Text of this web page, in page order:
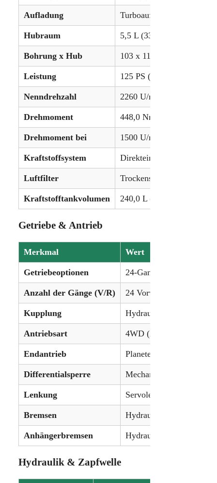
Aufladung Turboaufladung
Hubraum 5,5 L (335,6 in³)
Bohrung x Hub 103 x 110 mm (4,06 x
Leistung 125 PS (93,2 kW)
Nenndrehzahl 2260 U/min
Drehmoment 448,0 Nm (330,4 lb-ft)
Drehmoment bei 1500 U/min
Kraftstoffsystem Direkteinspritzung
Luftfilter Trockensystem
Kraftstofftankvolumen 240,0 L (63,4 gal)
Getriebe & Antrieb
Merkmal Wert
Getriebeoptionen 24-Gang-
Anzahl der Gänge (V/R) 24 Vorwärts / 12
Kupplung Hydraulische
Antriebsart 4WD (Allradantrieb)
Endantrieb Planetengetriebe
Differentialsperre Mechanisch, vorne und
Lenkung Servolenkung
Bremsen Hydraulische
Anhängerbremsen Hydraulisch (optional)
Hydraulik & Zapfwelle